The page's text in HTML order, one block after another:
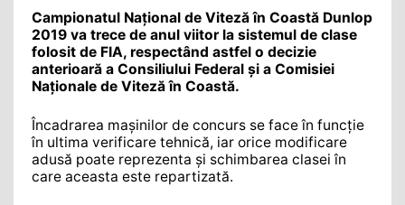
Campionatul Național de Viteză în Coastă Dunlop
2019 va trece de anul viitor la sistemul de clase
folosit de FIA, respectând astfel o decizie
anterioară a Consiliului Federal și a Comisiei
Naționale de Viteză în Coastă.
Încadrarea mașinilor de concurs se face în funcție
în ultima verificare tehnică, iar orice modificare
adusă poate reprezenta și schimbarea clasei în
care aceasta este repartizată.